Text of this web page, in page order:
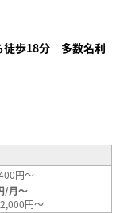
徒歩18分 多数名利
円～
/月～
円～